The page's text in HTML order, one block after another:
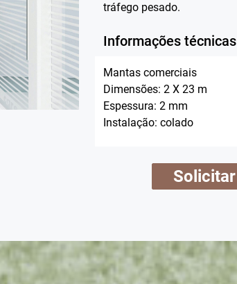
tráfego pesado.
Informações técnicas
Mantas comerciais
Dimensões: 2 X 23 m
Espessura: 2 mm
Instalação: colado